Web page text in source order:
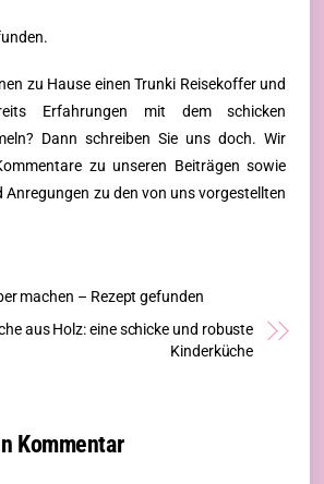
zu Hause einen Trunki Reisekoffer und
Erfahrungen mit dem schicken
Dann schreiben Sie uns doch. Wir
zu unseren Beiträgen sowie
Anregungen zu den von uns vorgestellten
machen – Rezept gefunden
aus Holz: eine schicke und robuste
Kinderküche
Kommentar